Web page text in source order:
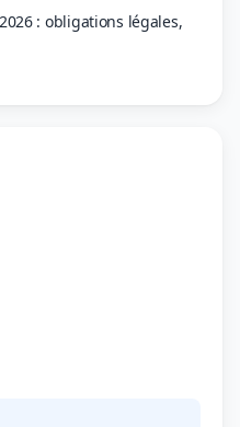
: obligations légales,